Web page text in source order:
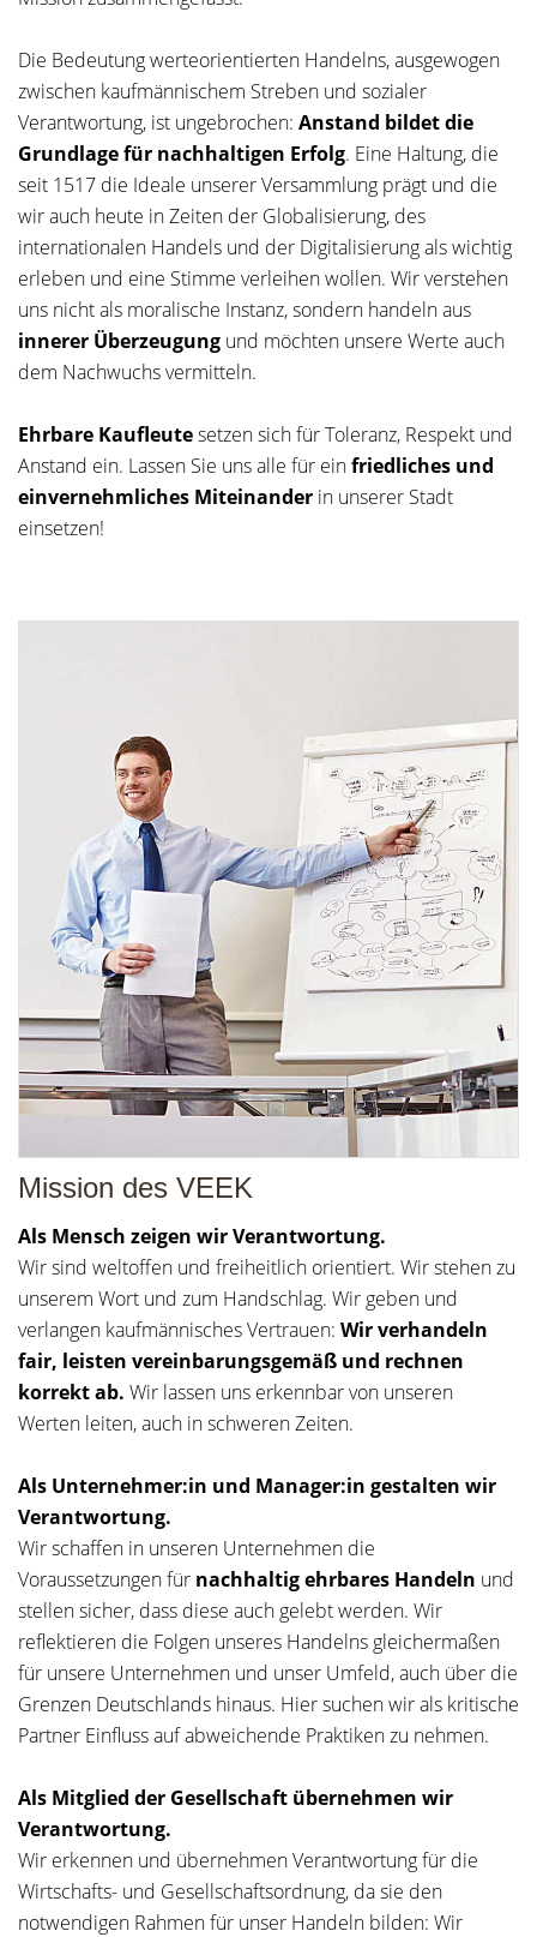
Die Bedeutung werteorientierten Handelns, ausgewogen
zwischen kaufmännischem Streben und sozialer
Verantwortung, ist ungebrochen: Anstand bildet die
Grundlage für nachhaltigen Erfolg. Eine Haltung, die
seit 1517 die Ideale unserer Versammlung prägt und die
wir auch heute in Zeiten der Globalisierung, des
internationalen Handels und der Digitalisierung als wichtig
erleben und eine Stimme verleihen wollen. Wir verstehen
uns nicht als moralische Instanz, sondern handeln aus
innerer Überzeugung und möchten unsere Werte auch
dem Nachwuchs vermitteln.
Ehrbare Kaufleutesetzen sich für Toleranz, Respekt und
Anstand ein. Lassen Sie uns alle für einfriedliches und
einvernehmliches Miteinander in unserer Stadt
einsetzen!
Mission des VEEK
Als Mensch zeigen wir Verantwortung.
Wir sind weltoffen und freiheitlich orientiert. Wir stehen zu
unserem Wort und zum Handschlag. Wir geben und
verlangen kaufmännisches Vertrauen: Wir verhandeln
fair, leisten vereinbarungsgemäß und rechnen
korrekt ab. Wir lassen uns erkennbar von unseren
Werten leiten, auch in schweren Zeiten.
Als Unternehmer:in und Manager:in gestalten wir
Verantwortung.
Wir schaffen in unseren Unternehmen die
Voraussetzungen für nachhaltig ehrbares Handeln und
stellen sicher, dass diese auch gelebt werden. Wir
reflektieren die Folgen unseres Handelns gleichermaßen
für unsere Unternehmen und unser Umfeld, auch über die
Grenzen Deutschlands hinaus. Hier suchen wir als kritische
Partner Einfluss auf abweichende Praktiken zu nehmen.
Als Mitglied der Gesellschaft übernehmen wir
Verantwortung.
Wir erkennen und übernehmen Verantwortung für die
Wirtschafts- und Gesellschaftsordnung, da sie den
notwendigen Rahmen für unser Handeln bilden: Wir